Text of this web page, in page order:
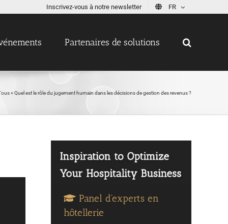
Inscrivez-vous à notre newsletter FR
Partenaires de solutions
»Quel est le rôle du jugement humain dans les décisions de gestion des revenus ?
Panel d'experts en
hôtellerie